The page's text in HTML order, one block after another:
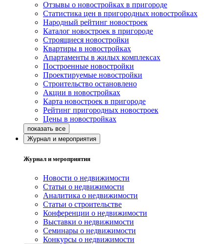
Отзывы о новостройках в пригороде
Статистика цен в пригородных новостройках
Народный рейтинг новостроек
Каталог новостроек в пригороде
Строящиеся новостройки
Квартиры в новостройках
Апартаменты в жилых комплексах
Построенные новостройки
Проектируемые новостройки
Строительство остановлено
Акции в новостройках
Карта новостроек в пригороде
Рейтинг пригородных новостроек
Цены в новостройках
Журнал и мероприятия
Журнал и мероприятия
Новости о недвижимости
Статьи о недвижимости
Аналитика о недвижимости
Статьи о строительстве
Конференции о недвижимости
Выставки о недвижимости
Семинары о недвижимости
Конкурсы о недвижимости